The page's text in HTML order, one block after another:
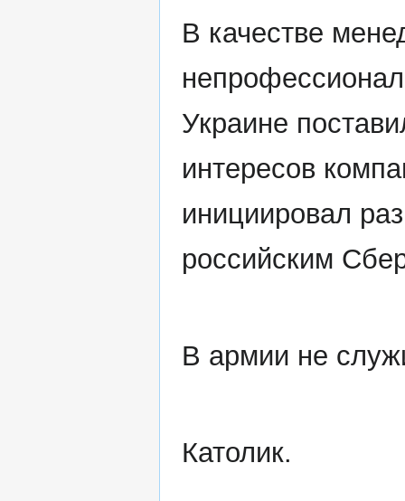
В качестве
Украине
интересов
инициировал
российским
В армии не
Католик.